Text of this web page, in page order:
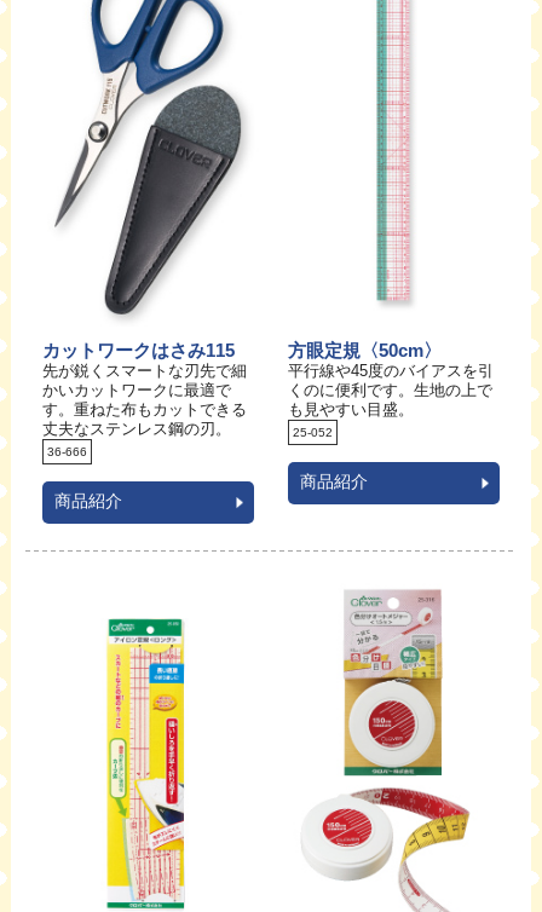
カットワークはさみ115
先が鋭くスマートな刃先で細
かいカットワークに最適で
す。重ねた布もカットできる
丈夫なステンレス鋼の刃。
36-666
商品紹介
方眼定規〈50cm〉
平行線や45度のバイアスを引
くのに便利です。生地の上で
も見やすい目盛。
25-052
商品紹介